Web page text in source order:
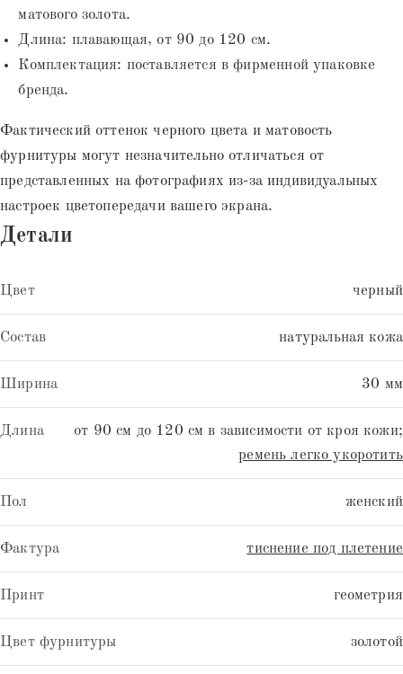
матового золота.
Длина: плавающая, от 90 до 120 см.
Комплектация: поставляется в фирменной упаковке
бренда.
Фактический оттенок черного цвета и матовость
фурнитуры могут незначительно отличаться от
представленных на фотографиях из-за индивидуальных
настроек цветопередачи вашего экрана.
Детали
Цвет черный
Состав натуральная кожа
Ширина 30 мм
Длина
от 90 см до 120 см в зависимости от кроя кожи;
ремень легко укоротить
Пол женский
Фактура тиснение под плетение
Принт геометрия
Цвет фурнитуры золотой